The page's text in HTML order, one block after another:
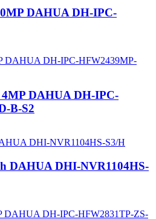
DAHUA DH-IPC-
DAHUA DH-IPC-
B-S2
DAHUA DHI-NVR1104HS-